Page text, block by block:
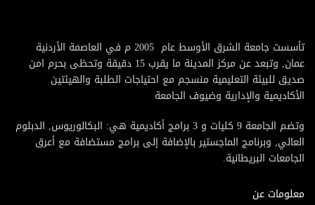
تأسست جامعة الشرق الأوسط عام 2005 م في العاصمة الأردنية
عمان, وتبعد عن مركز المدينة ما يقرب 15 دقيقة وتحظى بحرم امن
صديق للبيئة التعليمية منسجم مع احتياجات الطلبة والهيئتين
الأكاديمية والإدارية وضيوف الجامعة
وتضم الجامعة 9 كليات و 3 برامج أكاديمية هي: البكالوريوس, الدبلوم
العالي, وبرنامج الماجستير بالإضافة إلى برامج مستضافة مع أعرق
الجامعات البريطانية.
معلومات عن